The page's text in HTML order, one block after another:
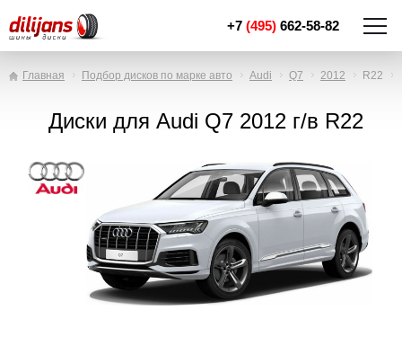
+7 (495) 662-58-82
Главная Подбор дисков по марке авто Audi Q7 2012 R22
Диски для Audi Q7 2012 г/в R22